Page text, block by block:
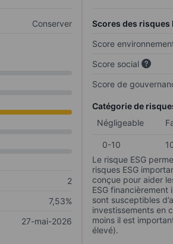
Conserver
2
7,53%
27-mai-2026
Scores des risques
Score
Score social
Score de
Catégorie de
Négligeable
0-10
Le risque ESG
risques ESG
conçue pour aider
ESG financièrement
sont susceptibles
investissements en
moins il est
élevé).